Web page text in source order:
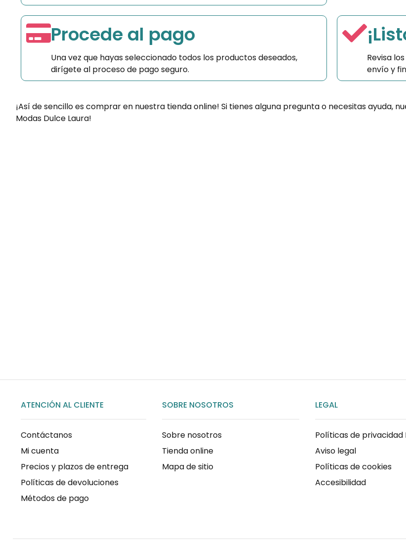
Procede al pago
Una vez que hayas seleccionado todos los productos deseados,
dirígete al proceso de pago seguro.
Revisa
envío y
¡Así de sencillo es comprar en nuestra tienda online! Si tienes alguna pregunta o necesitas ayuda,
Modas Dulce Laura!
ATENCIÓN AL CLIENTE
Contáctanos
Mi cuenta
Precios y plazos de entrega
Políticas de devoluciones
Métodos de pago
SOBRE NOSOTROS
Sobre nosotros
Tienda online
Mapa de sitio
LEGAL
Políticas de privacidad
Aviso legal
Políticas de cookies
Accesibilidad